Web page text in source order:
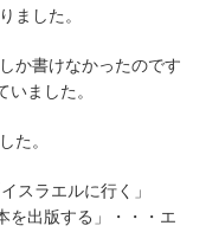
ました。
か書けなかったのです
ました。
た。
スラエルに行く」
を出版する」・・・エ